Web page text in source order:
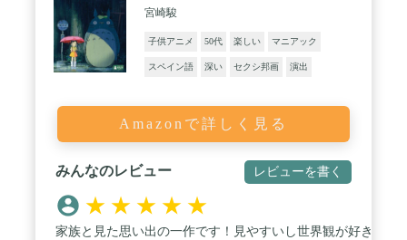
宮崎駿
子供アニメ 50代 楽しい マニアック
スペイン語 深い セクシ邦画 演出
Amazonで詳しく見る
みんなのレビュー レビューを書く
★ ★ ★ ★ ★
家族と見た思い出の一作です！見やすいし世界観が好き